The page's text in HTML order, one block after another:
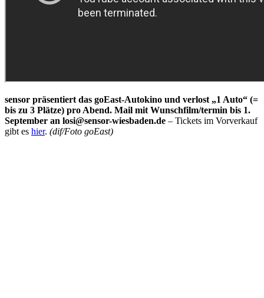
sensor präsentiert das goEast-Autokino und verlost „1 Auto“ (=
bis zu 3 Plätze) pro Abend. Mail mit Wunschfilm/termin bis 1.
September an losi@sensor-wiesbaden.de – Tickets im Vorverkauf
gibt es hier. (dif/Foto goEast)